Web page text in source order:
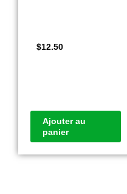
$12.50
Ajouter au
panier